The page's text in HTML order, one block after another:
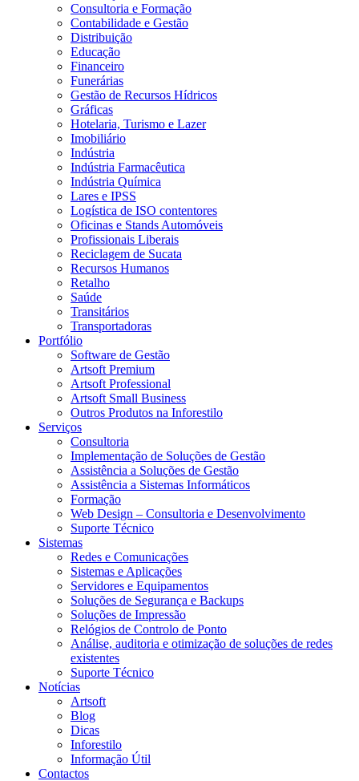
Consultoria e Formação
Contabilidade e Gestão
Distribuição
Educação
Financeiro
Funerárias
Gestão de Recursos Hídricos
Gráficas
Hotelaria, Turismo e Lazer
Imobiliário
Indústria
Indústria Farmacêutica
Indústria Química
Lares e IPSS
Logística de ISO contentores
Oficinas e Stands Automóveis
Profissionais Liberais
Reciclagem de Sucata
Recursos Humanos
Retalho
Saúde
Transitários
Transportadoras
Portfólio
Software de Gestão
Artsoft Premium
Artsoft Professional
Artsoft Small Business
Outros Produtos na Inforestilo
Serviços
Consultoria
Implementação de Soluções de Gestão
Assistência a Soluções de Gestão
Assistência a Sistemas Informáticos
Formação
Web Design – Consultoria e Desenvolvimento
Suporte Técnico
Sistemas
Redes e Comunicações
Sistemas e Aplicações
Servidores e Equipamentos
Soluções de Segurança e Backups
Soluções de Impressão
Relógios de Controlo de Ponto
Análise, auditoria e otimização de soluções de redes
existentes
Suporte Técnico
Notícias
Artsoft
Blog
Dicas
Inforestilo
Informação Útil
Contactos